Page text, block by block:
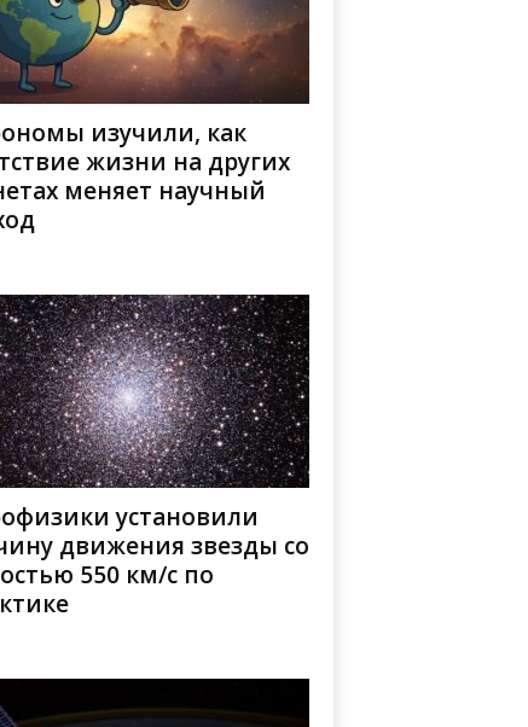
изучили, как
жизни на других
меняет научный
установили
движения звезды со
550 км/с по